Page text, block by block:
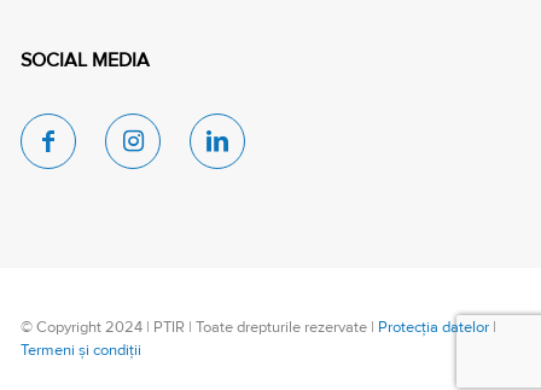
SOCIAL MEDIA
© Copyright 2024 | PTIR | Toate drepturile rezervate | Protecția datelor |
Termeni și condiții